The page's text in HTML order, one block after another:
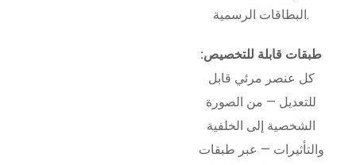
البطاقات الرسمية.
طبقات قابلة للتخصيص:
كل عنصر مرئي قابل
للتعديل — من الصورة
الشخصية إلى الخلفية
والتأثيرات — عبر طبقات